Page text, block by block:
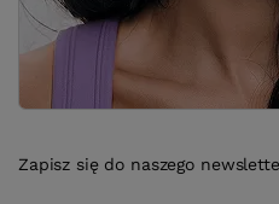
Zapisz się do naszego